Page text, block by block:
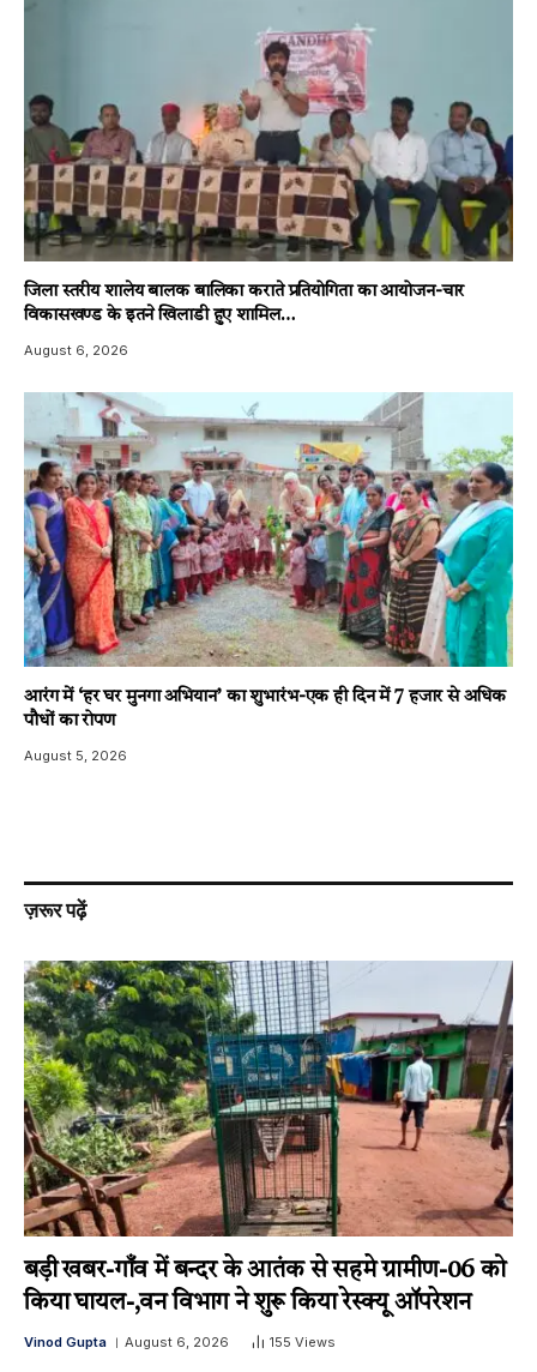
जिला स्तरीय शालेय बालक बालिका कराते प्रतियोगिता का आयोजन-चार
विकासखण्ड के इतने खिलाडी हुए शामिल…
August 6, 2026
आरंग में ‘हर घर मुनगा अभियान’ का शुभारंभ-एक ही दिन में 7 हजार से अधिक
पौधों का रोपण
August 5, 2026
ज़रूर पढ़ें
बड़ी खबर-गाँव में बन्दर के आतंक से सहमे ग्रामीण-06 को
किया घायल-,वन विभाग ने शुरू किया रेस्क्यू ऑपरेशन
Vinod Gupta August 6, 2026 155 Views